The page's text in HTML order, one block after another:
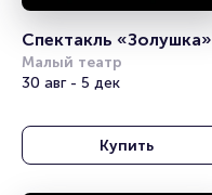
Спектакль «Золушка»
Малый театр
30 авг - 5 дек
Купить